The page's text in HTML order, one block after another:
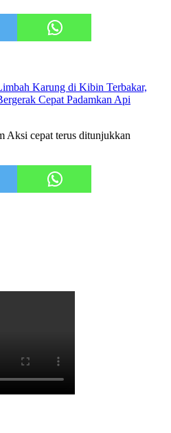
Karung di Kibin Terbakar,
Cepat Padamkan Api
Aksi cepat terus ditunjukkan